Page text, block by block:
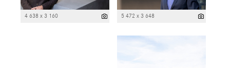
4 638 x 3 160 5 472 x 3 648